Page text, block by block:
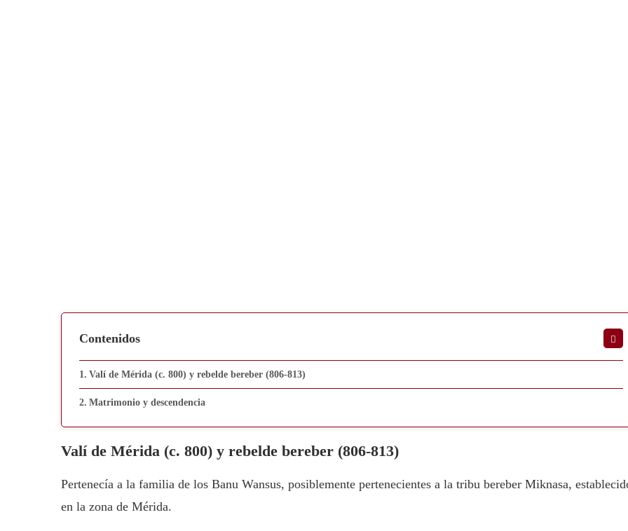
Contenidos
Valí de Mérida (c. 800) y rebelde bereber (806-813)
Matrimonio y descendencia
Valí de Mérida (c. 800) y rebelde bereber (806-813)
Pertenecía a la familia de los Banu Wansus, posiblemente pertenecientes a la tribu bereber Miknasa,
en la zona de Mérida.